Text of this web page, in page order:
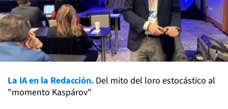
La IA en la Redacción. Del mito del loro estocástico al
"momento Kaspárov"